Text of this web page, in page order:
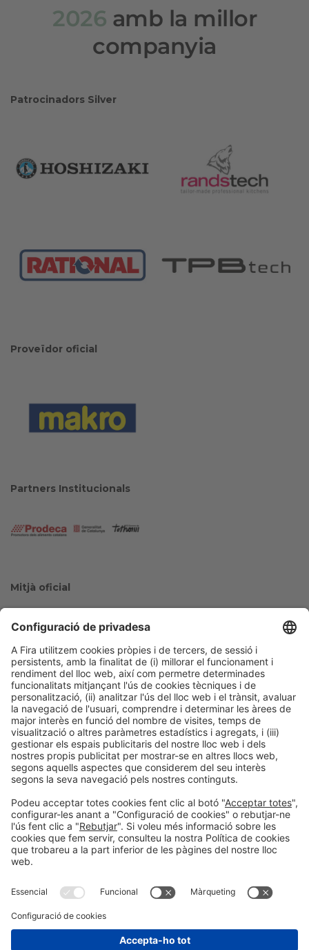
2026 amb la millor
companyia
Patrocinadors Silver
Proveïdor oficial
Partners Institucionals
Mitjà oficial
Col·laboradors